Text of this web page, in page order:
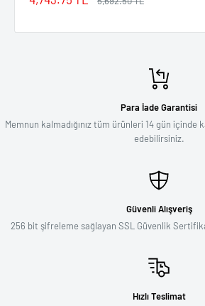
Para İade Garantisi
Memnun kalmadığınız tüm ürünleri 14 gün
edebilirsiniz.
Güvenli Alışveriş
256 bit şifreleme sağlayan SSL
Hızlı Teslimat